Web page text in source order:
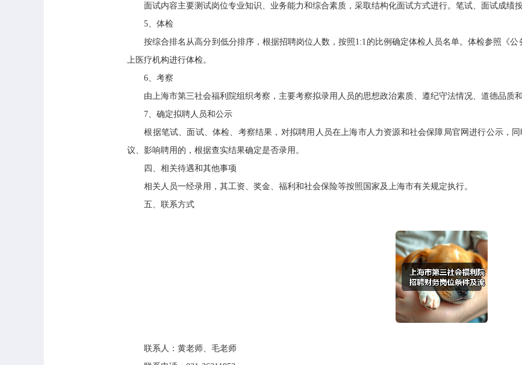
面试内容主要测试岗位专业知识、业务能力和综合素质，采取结构化面试方式进行。笔试、面试成绩按
5、体检
按综合排名从高分到低分排序，根据招聘岗位人数，按照1:1的比例确定体检人员名单。体检参照《公
上医疗机构进行体检。
6、考察
由上海市第三社会福利院组织考察，主要考察拟录用人员的思想政治素质、遵纪守法情况、道德品质和
7、确定拟聘人员和公示
根据笔试、面试、体检、考察结果，对拟聘用人员在上海市人力资源和社会保障局官网进行公示，
议、影响聘用的，根据查实结果确定是否录用。
四、相关待遇和其他事项
相关人员一经录用，其工资、奖金、福利和社会保险等按照国家及上海市有关规定执行。
五、联系方式
联系人：黄老师、毛老师